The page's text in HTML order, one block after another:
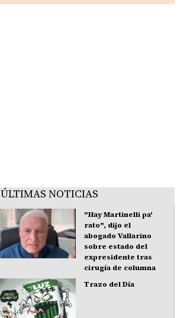
ÚLTIMAS NOTICIAS
"Hay Martinelli pa'
rato", dijo el
abogado Vallarino
sobre estado del
expresidente tras
cirugía de columna
Trazo del Día